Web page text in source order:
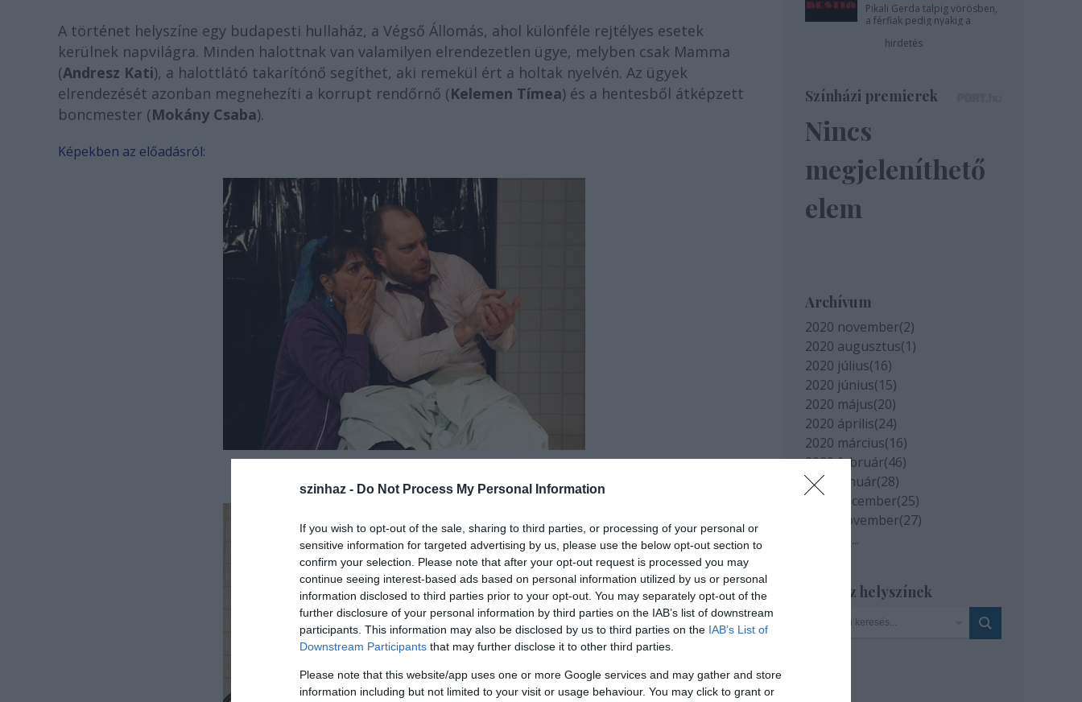
szinhaz - Do Not Process My Personal Information
If you wish to opt-out of the sale, sharing to third parties, or processing of your personal or
sensitive information for targeted advertising by us, please use the below opt-out section to
confirm your selection. Please note that after your opt-out request is processed you may
continue seeing interest-based ads based on personal information utilized by us or personal
information disclosed to third parties prior to your opt-out. You may separately opt-out of the
further disclosure of your personal information by third parties on the IAB’s list of downstream
participants. This information may also be disclosed by us to third parties on the IAB’s List of
Downstream Participants that may further disclose it to other third parties.
Please note that this website/app uses one or more Google services and may gather and store
information including but not limited to your visit or usage behaviour. You may click to grant or
A történet helyszíne egy budapesti hullaház, a Végső Állomás, ahol különféle rejtélyes esetek
kerülnek napvilágra. Minden halottnak van valamilyen elrendezetlen ügye, melyben csak Mamma
(Andresz Kati), a halottlátó takarítónő segíthet, aki remekül ért a holtak nyelvén. Az ügyek
elrendezését azonban megnehezíti a korrupt rendőrnő (Kelemen Tímea) és a hentesből átképzett
boncmester (Mokány Csaba).
Képekben az előadásról:
Pikali Gerda talpig vörösben,
a férfiak pedig nyakig a
hirdetés
Színházi premierek
Nincs
megjeleníthető
elem
Archívum
2020 november(2)
2020 augusztus(1)
2020 július(16)
2020 június(15)
2020 május(20)
2020 április(24)
2020 március(16)
2020 február(46)
2020 január(28)
2019 december(25)
2019 november(27)
...
Szinház helyszínek